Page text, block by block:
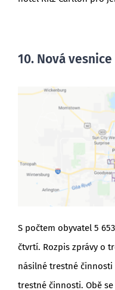
10. Nová vesnice
S počtem obyvatel 5
čtvrtí. Rozpis zprávy o
násilné trestné
trestné činnosti. Obě